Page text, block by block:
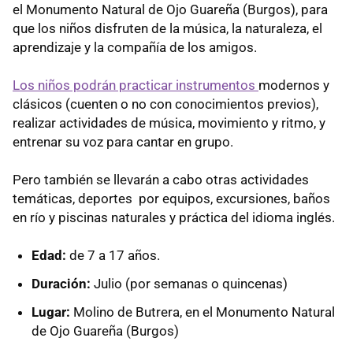
el Monumento Natural de Ojo Guareña (Burgos), para
que los niños disfruten de la música, la naturaleza, el
aprendizaje y la compañía de los amigos.
Los niños podrán practicar instrumentos modernos y
clásicos (cuenten o no con conocimientos previos),
realizar actividades de música, movimiento y ritmo, y
entrenar su voz para cantar en grupo.
Pero también se llevarán a cabo otras actividades
temáticas, deportes por equipos, excursiones, baños
en río y piscinas naturales y práctica del idioma inglés.
Edad: de 7 a 17 años.
Duración: Julio (por semanas o quincenas)
Lugar: Molino de Butrera, en el Monumento Natural
de Ojo Guareña (Burgos)